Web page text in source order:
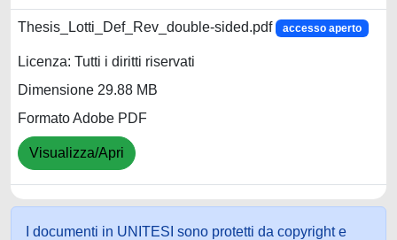
Thesis_Lotti_Def_Rev_double-sided.pdf accesso aperto
Licenza: Tutti i diritti riservati
Dimensione 29.88 MB
Formato Adobe PDF
Visualizza/Apri
I documenti in UNITESI sono protetti da copyright e